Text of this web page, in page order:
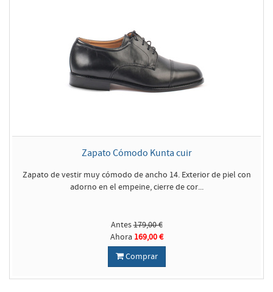
Zapato Cómodo Kunta cuir
Zapato de vestir muy cómodo de ancho 14. Exterior de piel con
adorno en el empeine, cierre de cor...
Antes179,00 €
Ahora 169,00 €
Comprar